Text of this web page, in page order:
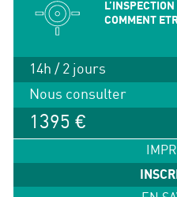
COMMENT
14h / 2 jours
Nous consulter
1395 €